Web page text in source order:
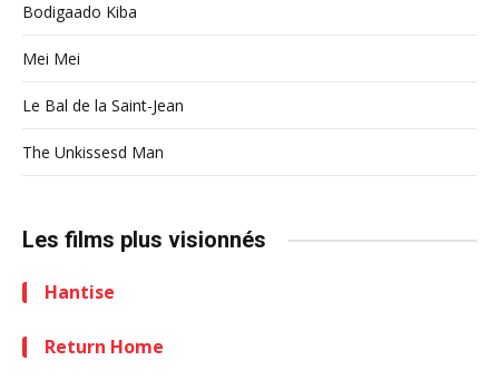
Bodigaado Kiba
Mei Mei
Le Bal de la Saint-Jean
The Unkissesd Man
Les films plus visionnés
Hantise
Return Home